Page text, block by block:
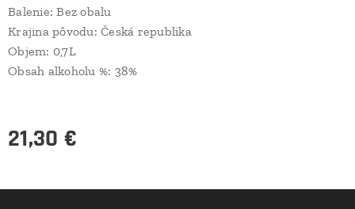
Balenie: Bez obalu
Krajina pôvodu: Česká republika
Objem: 0,7L
Obsah alkoholu %: 38%
21,30 €